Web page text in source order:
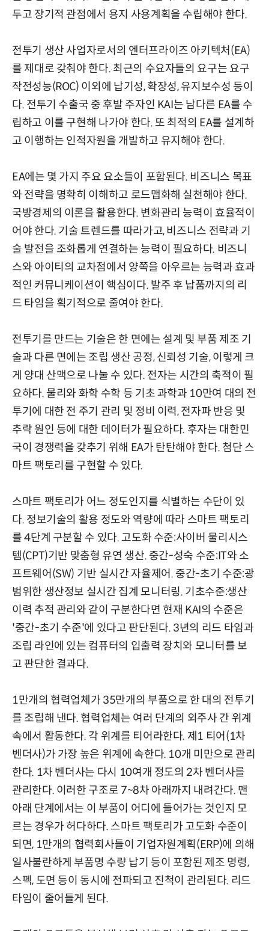
두고 장기적 관점에서 용지 사용계획을 수립해야 한다.
전투기 생산 사업자로서의 엔터프라이즈 아키텍처(EA)
를 제대로 갖춰야 한다. 최근의 수요자들의 요구는 요구
작전성능(ROC) 이외에 납기성, 확장성, 유지보수성 등이
다. 전투기 수출국 중 후발 주자인 KAI는 남다른 EA를 수
립하고 이를 구현해 나가야 한다. 또 최적의 EA를 설계하
고 이행하는 인적자원을 개발하고 유지해야 한다.
EA에는 몇 가지 주요 요소들이 포함된다. 비즈니스 목표
와 전략을 명확히 이해하고 로드맵화해 실천해야 한다.
국방경제의 이론을 활용한다. 변화관리 능력이 효율적이
어야 한다. 기술 트렌드를 따라가고, 비즈니스 전략과 기
술 발전을 조화롭게 연결하는 능력이 필요하다. 비즈니
스와 아이티의 교차점에서 양쪽을 아우르는 능력과 효과
적인 커뮤니케이션이 핵심이다. 발주 후 납품까지의 리
드 타임을 획기적으로 줄여야 한다.
전투기를 만드는 기술은 한 면에는 설계 및 부품 제조 기
술과 다른 면에는 조립 생산 공정, 신뢰성 기술, 이렇게 크
게 양대 산맥으로 나눌 수 있다. 전자는 시간의 축적이 필
요하다. 물리와 화학 수학 등 기초 과학과 10만여 대의 전
투기에 대한 전 주기 관리 및 정비 이력, 전자파 반응 및
추락 원인 등에 대한 데이터가 필요하다. 후자는 대한민
국이 경쟁력을 갖추기 위해 EA가 탄탄해야 한다. 첨단 스
마트 팩토리를 구현할 수 있다.
스마트 팩토리가 어느 정도인지를 식별하는 수단이 있
다. 정보기술의 활용 정도와 역량에 따라 스마트 팩토리
를 4단계 구분할 수 있다. 고도화 수준:사이버 물리시스
템(CPT)기반 맞춤형 유연 생산. 중간-성숙 수준:IT와 소
프트웨어(SW) 기반 실시간 자율제어. 중간-초기 수준:광
범위한 생산정보 실시간 집계 모니터링. 기초수준:생산
이력 추적 관리와 같이 구분한다면 현재 KAI의 수준은
'중간-초기 수준'에 있다고 판단된다. 3년의 리드 타임과
조립 라인에 있는 컴퓨터의 입출력 장치와 모니터를 보
고 판단한 결과다.
1만개의 협력업체가 35만개의 부품으로 한 대의 전투기
를 조립해 낸다. 협력업체는 여러 단계의 외주사 간 위계
속에서 활동한다. 각 위계를 티어라한다. 제1 티어(1차
벤더사)가 가장 높은 위계에 속한다. 10개 미만으로 관리
한다. 1차 벤더사는 다시 10여개 정도의 2차 벤더사를
관리한다. 이러한 구조로 7~8차 아래까지 내려간다. 맨
아래 단계에서는 이 부품이 어디에 들어가는 것인지 모
르는 경우가 허다하다. 스마트 팩토리가 고도화 수준이
되면, 1만개의 협력회사들이 기업자원계획(ERP)에 의해
일사불란하게 부품명 수량 납기 등이 포함된 제조 명령,
스펙, 도면 등이 동시에 전파되고 진척이 관리된다. 리드
타임이 줄어들게 된다.